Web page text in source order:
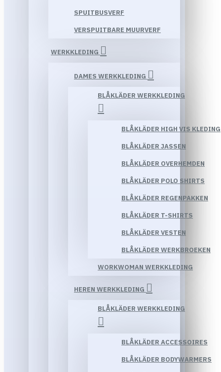
SPUITBUSVERF
VERSPUITBARE MUURVERF
WERKKLEDING
DAMES WERKKLEDING
BLÅKLÄDER WERKKLEDING
BLÅKLÄDER HIGH VIS KLEDING
BLÅKLÄDER JASSEN
BLÅKLÄDER OVERHEMDEN
BLÅKLÄDER POLO SHIRTS
BLÅKLÄDER REGENPAKKEN
BLÅKLÄDER T-SHIRTS
BLÅKLÄDER VESTEN
BLÅKLÄDER WERKBROEKEN
WORKWOMAN WERKKLEDING
HEREN WERKKLEDING
BLÅKLÄDER WERKKLEDING
BLÅKLÄDER ACCESSOIRES
BLÅKLÄDER BODYWARMERS